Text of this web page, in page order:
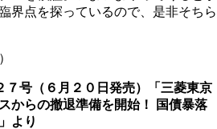
界点を探っているので、是非そちら
７号（６月２０日発売）「三菱東京
からの撤退準備を開始！ 国債暴落
より